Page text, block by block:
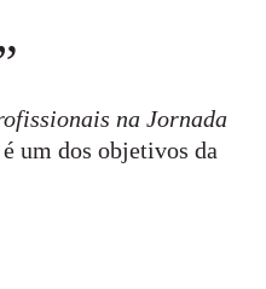
na Jornada
é um dos objetivos da